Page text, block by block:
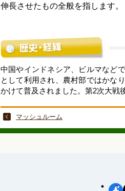
伸長させたもの全般を指します。
中国やインドネシア、ビルマなど
として利用され、農村部ではかな
かけて普及されました。第2次大戦
マッシュルーム